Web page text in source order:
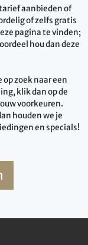
aanbieden of
of zelfs gratis
pagina te vinden;
hou dan deze
zoek naar een
klik dan op de
voorkeuren.
houden we je
en specials!